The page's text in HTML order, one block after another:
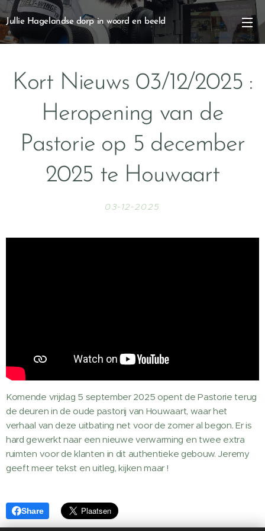
Jullie Hagelandse dorp in woord en beeld
Kort Nieuws 03/12/2025 :
Heropening van de
Pastorie op 5 december
2025 te Houwaart
03-12-2025
Komende vrijdag 5 september 2025 opent de Pastorie terug
de deuren in de oude pastorij van Houwaart, waar het
verhaal van deze uitbating net voor de zomer al begon. Er is
hard gewerkt naar een nieuwe verwarming en twee extra
ruimten voor de klanten in dit authentieke gebouw. Jeremy
geeft meer tekst en uitleg, kijken maar !
Share